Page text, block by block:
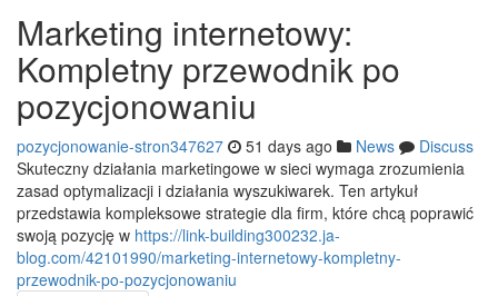
Marketing internetowy:
Kompletny przewodnik po
pozycjonowaniu
pozycjonowanie-stron347627 51 days ago News
Discuss
Skuteczny działania marketingowe w sieci wymaga zrozumienia
zasad optymalizacji i działania wyszukiwarek. Ten artykuł
przedstawia kompleksowe strategie dla firm, które chcą poprawić
swoją pozycję w https://link-building300232.ja-
blog.com/42101990/marketing-internetowy-kompletny-
przewodnik-po-pozycjonowaniu